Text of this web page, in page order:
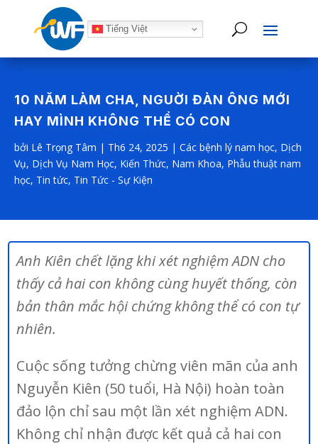
Tiếng Việt
10 NĂM LÀM CHA, NGUỜI ĐÀN ÔNG MỚI
HAY MÌNH KHÔNG THỂ CÓ CON
bởi Lê Trọng Tâm | Th6 24, 2025 | Các bệnh lý nam học, Dịch
Vụ, Dịch Vụ Nam Học, Kiến Thức, Nam Khoa, Phẫu thuật nam
học, Tin tức, Tin Tức - Sự Kiện
Anh Kiên chết lặng khi xét nghiệm ADN cho
thấy cả hai con không cùng huyết thống, còn
bản thân mắc hội chứng không thể có con tự
nhiên.
Cuộc sống tưởng chừng viên mãn của anh
Nguyễn Kiên (50 tuổi, Hà Nội) hoàn toàn
đảo lộn chỉ sau một lần xét nghiệm ADN.
Không chỉ nhận được kết quả cả hai con